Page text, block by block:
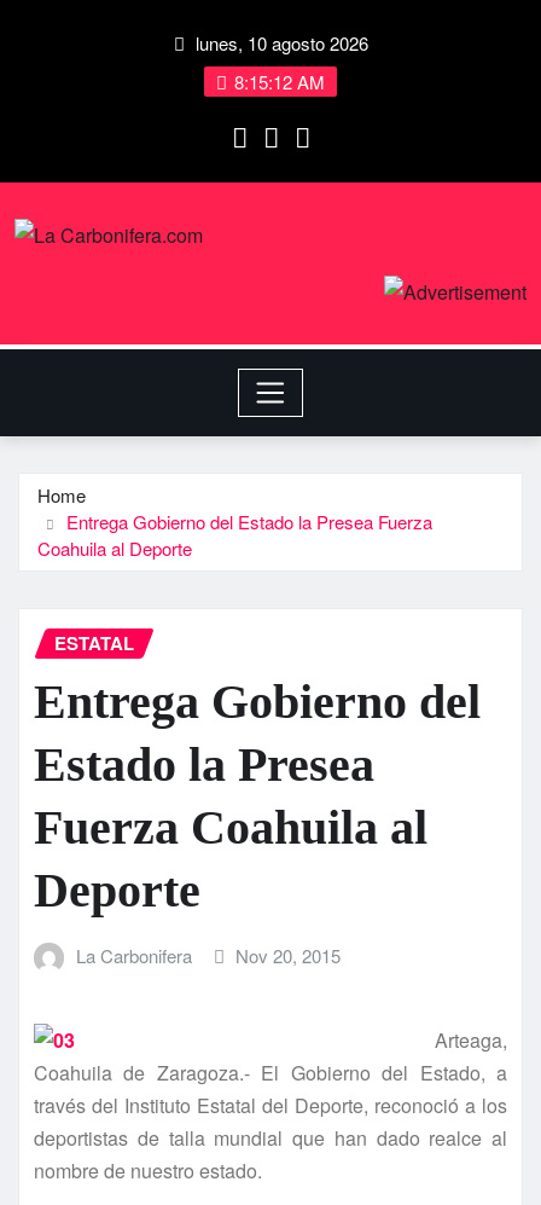
lunes, 10 agosto 2026
8:15:13 AM
Home
Entrega Gobierno del Estado la Presea Fuerza
Coahuila al Deporte
ESTATAL
Entrega Gobierno del
Estado la Presea
Fuerza Coahuila al
Deporte
La Carbonifera Nov 20, 2015
Arteaga,
Coahuila de Zaragoza.- El Gobierno del Estado, a
través del Instituto Estatal del Deporte, reconoció a los
deportistas de talla mundial que han dado realce al
nombre de nuestro estado.